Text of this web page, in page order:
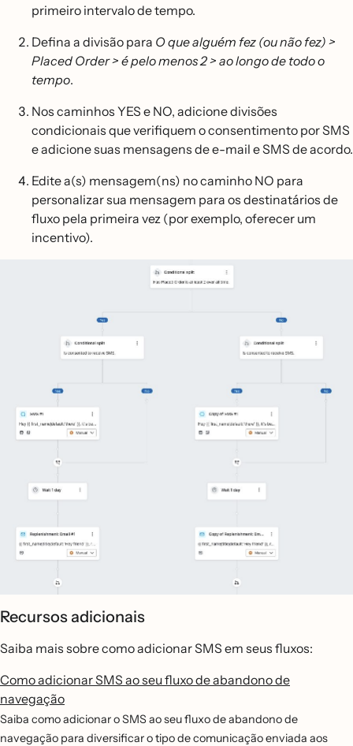
primeiro intervalo de tempo.
Defina a divisão para O que alguém fez (ou não fez) >
Placed Order > é pelo menos 2 > ao longo de todo o
tempo.
Nos caminhos YES e NO, adicione divisões
condicionais que verifiquem o consentimento por SMS
e adicione suas mensagens de e-mail e SMS de acordo.
Edite a(s) mensagem(ns) no caminho NO para
personalizar sua mensagem para os destinatários de
fluxo pela primeira vez (por exemplo, oferecer um
incentivo).
Recursos adicionais
Saiba mais sobre como adicionar SMS em seus fluxos:
Como adicionar SMS ao seu fluxo de abandono de
navegação
Saiba como adicionar o SMS ao seu fluxo de abandono de
navegação para diversificar o tipo de comunicação enviada aos